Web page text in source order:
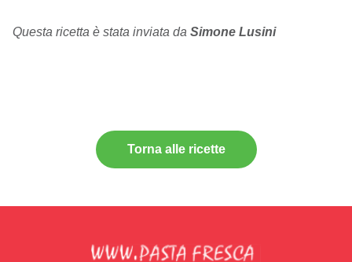
Questa ricetta è stata inviata da Simone Lusini
Torna alle ricette